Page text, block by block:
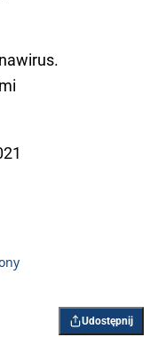
.
Udostępnij